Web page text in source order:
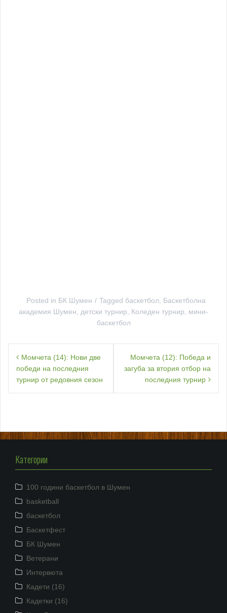
Posted in БК Шумен Tagged баскетбол, Баскетболна
академия Шумен, детски турнир, Коледен турнир, мини-
баскетбол
Навигация
Момчета (14): Нови две
победи на последния
турнир от редовния сезон
Момчета (12): Победа и
загуба за втория отбор на
последния турнир
Категории
100 години баскетбол в Шумен
basketball
баскетбол
Баскетфест
БК Шумен
Ветерани
Интервюта
Кадети (16)
Кадетки (16)